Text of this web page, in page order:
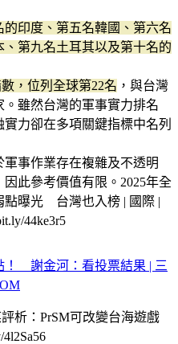
印度、第五名韓國、第六名
第九名土耳其以及第十名的
，位列全球第22名 ，與台灣
雖然台灣的軍事實力排名
力卻在多項關鍵指標中名列
事作業存在複雜及不透明
此參考價值有限。2025年全
點曝光 台灣也入榜 | 國際 |
44ke3r5
！ 謝金河：看投票結果 | 三
析：PrSM可改變台海遊戲